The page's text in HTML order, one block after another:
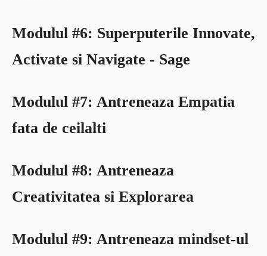
Modulul #6: Superputerile Innovate,
Activate si Navigate - Sage
Modulul #7: Antreneaza Empatia
fata de ceilalti
Modulul #8: Antreneaza
Creativitatea si Explorarea
Modulul #9: Antreneaza mindset-ul